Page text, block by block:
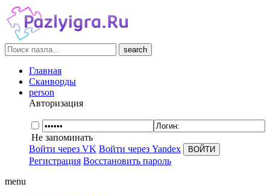
search
Главная
Сканворды
person
Авторизация
Не запоминать
Войти через VK Войти через Yandex
Регистрация Восстановить пароль
menu